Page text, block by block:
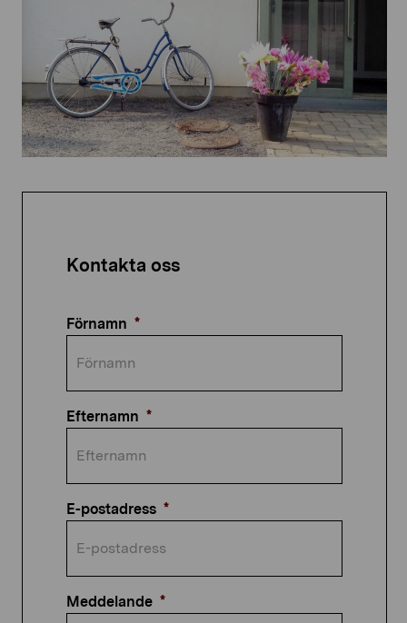
Kontakta oss
Förnamn *
Efternamn *
E-postadress *
Meddelande *